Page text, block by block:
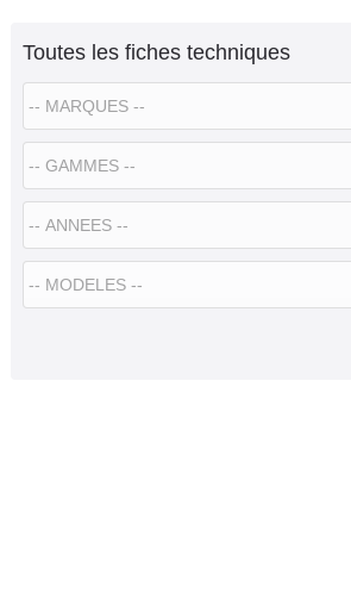
Toutes les fiches techniques